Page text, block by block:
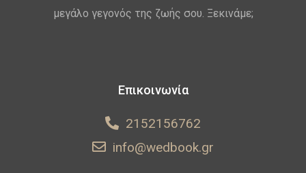
μεγάλο γεγονός της ζωής σου. Ξεκινάμε;
Επικοινωνία
2152156762
info@wedbook.gr